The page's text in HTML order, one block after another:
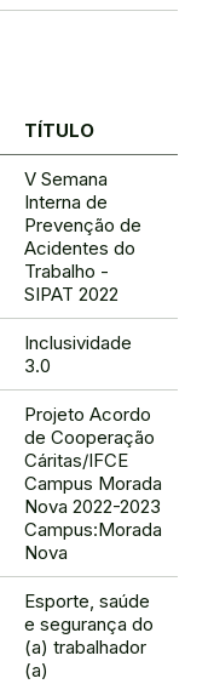
TÍTULO
V Semana
Interna de
Prevenção de
Acidentes do
Trabalho -
SIPAT 2022
Inclusividade
3.0
Projeto Acordo
de Cooperação
Cáritas/IFCE
Campus Morada
Nova 2022-2023
Campus:Morada
Nova
Esporte, saúde
e segurança do
(a) trabalhador
(a)